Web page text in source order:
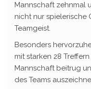
Mannschaft zehnmal
nicht nur spielerische
Teamgeist.
Besonders
mit starken 28
Mannschaft beitrug
des Teams